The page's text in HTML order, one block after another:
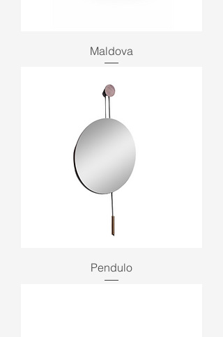
Maldova
Pendulo